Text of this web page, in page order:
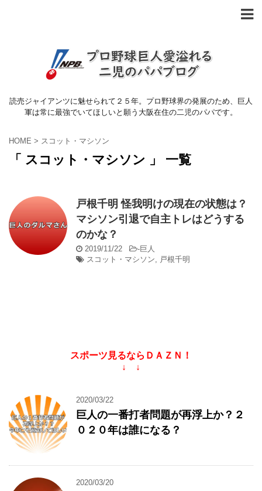
読売ジャイアンツに魅せられて２５年。プロ野球界の発展のため、巨人
軍は常に最強でいてほしいと願う大阪在住の二児のパパです。
HOME > スコット・マシソン
「 スコット・マシソン 」 一覧
戸根千明 怪我明けの現在の状態は？
マシソン引退で自主トレはどうする
のかな？
2019/11/22 -巨人
スコット・マシソン, 戸根千明
スポーツ見るならＤＡＺＮ！
↓ ↓
2020/03/22
巨人の一番打者問題が再浮上か？２
０２０年は誰になる？
2020/03/20